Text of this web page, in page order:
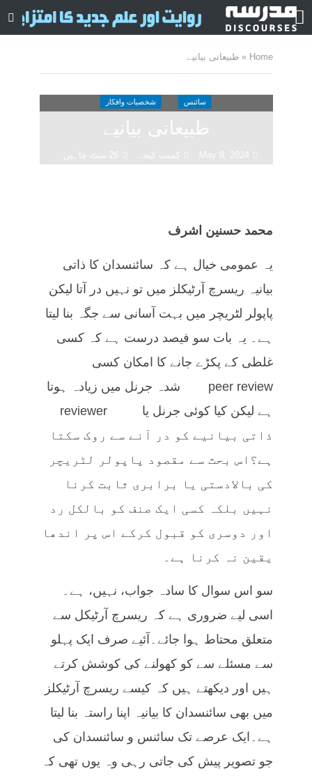
Home
»طبیعاتی بیانیے
سائنس شخصیات وافکار
طبیعاتی بیانیے
May 8, 2024 کمنت کیجے 26 منٹ چاہیں
محمد حسنین اشرف
یہ عمومی خیال ہے کہ سائنسدان کا ذاتی
بیانیہ ریسرچ آرٹیکلز میں تو نہیں در آتا لیکن
پاپولر لٹریچر میں بہت آسانی سے جگہ بنا لیتا
ہے۔ یہ بات سو فیصد درست ہے کہ کسی
غلطی کے پکڑے جانے کا امکان کسی
peer review شدہ جرنل میں زیادہ ہوتا
ہے لیکن کیا کوئی جرنل یا reviewer
ذاتی بیانیے کو در آنے سے روک سکتا
ہے؟اس بحث سے مقصود پاپولر لٹریچر
کی بالادستی یا برابری ثابت کرنا
نہیں بلکہ کسی ایک صنف کو بالکل رد
اور دوسری کو قبول کرکے اس پر اندھا
یقین نہ کرنا ہے۔
سو اس سوال کا سادہ جواب، نہیں، ہے۔
اسی لیے ضروری ہے کہ ریسرچ آرٹیکل سے
متعلق محتاط ہوا جائے۔آئیے صرف ایک پہلو
سے مسئلے سے کو کھولنے کی کوشش کرتے
ہیں اور دیکھتے ہیں کہ کیسے ریسرچ آرٹیکلز
میں بھی سائنسدان کا بیانیہ اپنا راستہ بنا لیتا
ہے۔ایک عرصے تک سائنس و سائنسدان کی
جو تصویر پیش کی جاتی رہی وہ یوں تھی کہ